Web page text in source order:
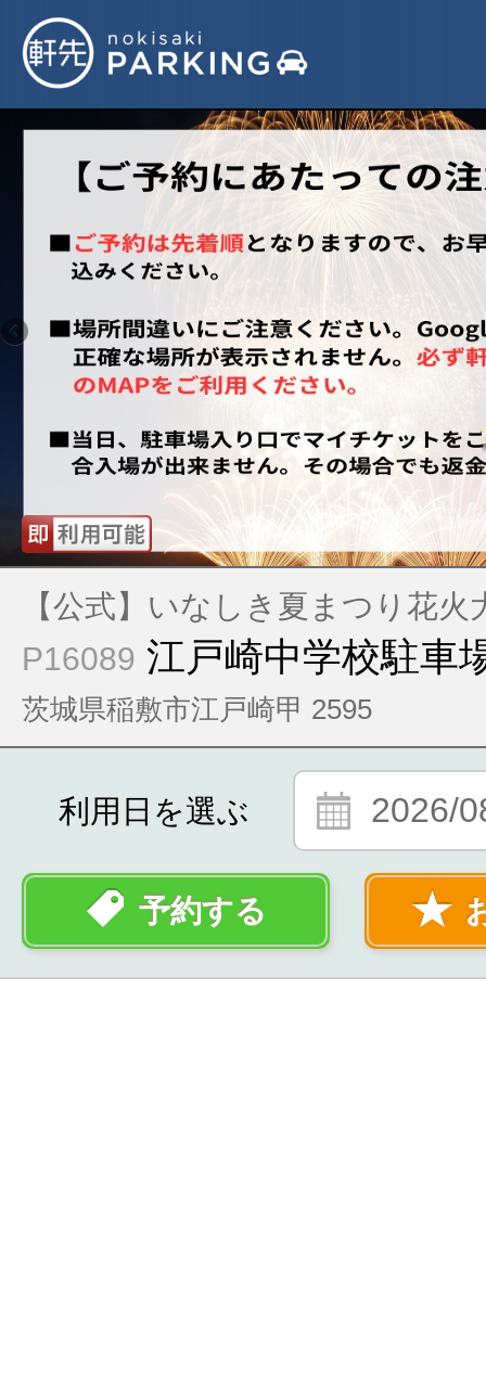
【公式】いなしき夏まつり花火
P16089 江戸崎中学校駐車
茨城県稲敷市江戸崎甲 2595
利用日を選ぶ 2026/
予約する